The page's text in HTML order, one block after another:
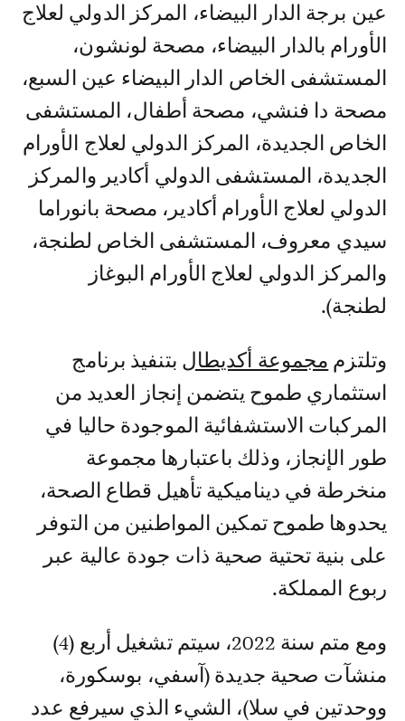
عين برجة الدار البيضاء، المركز الدولي لعلاج
الأورام بالدار البيضاء، مصحة لونشون،
المستشفى الخاص الدار البيضاء عين السبع،
مصحة دا فنشي، مصحة أطفال، المستشفى
الخاص الجديدة، المركز الدولي لعلاج الأورام
الجديدة، المستشفى الدولي أكادير والمركز
الدولي لعلاج الأورام أكادير، مصحة بانوراما
سيدي معروف، المستشفى الخاص لطنجة،
والمركز الدولي لعلاج الأورام البوغاز
لطنجة).
وتلتزم مجموعة أكديطال بتنفيذ برنامج
استثماري طموح يتضمن إنجاز العديد من
المركبات الاستشفائية الموجودة حاليا في
طور الإنجاز، وذلك باعتبارها مجموعة
منخرطة في ديناميكية تأهيل قطاع الصحة،
يحدوها طموح تمكين المواطنين من التوفر
على بنية تحتية صحية ذات جودة عالية عبر
ربوع المملكة.
ومع متم سنة 2022، سيتم تشغيل أربع (4)
منشآت صحية جديدة (آسفي، بوسكورة،
ووحدتين في سلا)، الشيء الذي سيرفع عدد